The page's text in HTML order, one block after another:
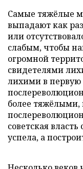
Самые тяжёлые
выпадают как
или
слабым, чтобы
огромной
свидетелями
лихими в первую
более
советская
успела, а